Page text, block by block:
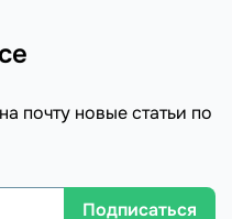
почту новые статьи по
Подписаться